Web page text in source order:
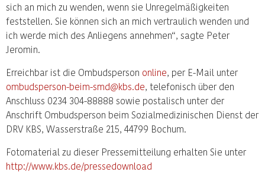
sich an mich zu wenden, wenn sie Unregelmäßigkeiten
feststellen. Sie können sich an mich vertraulich wenden und
ich werde mich des Anliegens annehmen“, sagte Peter
Jeromin.
Erreichbar ist die Ombudsperson online, per E-Mail unter
ombudsperson-beim-smd@kbs.de, telefonisch über den
Anschluss 0234 304-88888 sowie postalisch unter der
Anschrift Ombudsperson beim Sozialmedizinischen Dienst der
DRV KBS, Wasserstraße 215, 44799 Bochum.
Fotomaterial zu dieser Pressemitteilung erhalten Sie unter
http://www.kbs.de/pressedownload